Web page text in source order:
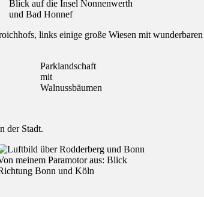
Blick auf die Insel Nonnenwerth
und Bad Honnef
links einige große Wiesen mit
Parklandschaft
mit
Walnussbäumen
der Stadt.
meinem Paramotor aus: Blick
Bonn und Köln